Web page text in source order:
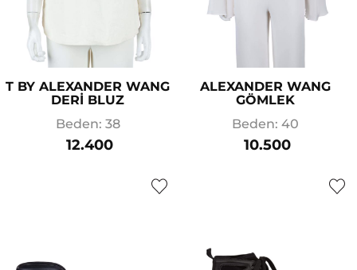
T BY ALEXANDER WANG
DERİ BLUZ
Beden: 38
12.400
ALEXANDER WANG
GÖMLEK
Beden: 40
10.500